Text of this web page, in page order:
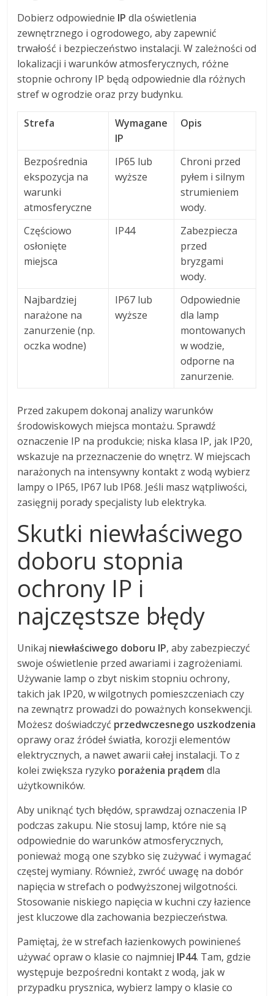
Dobierz odpowiednie IP dla oświetlenia
zewnętrznego i ogrodowego, aby zapewnić
trwałość i bezpieczeństwo instalacji. W zależności od
lokalizacji i warunków atmosferycznych, różne
stopnie ochrony IP będą odpowiednie dla różnych
stref w ogrodzie oraz przy budynku.
Strefa
Wymagane
IP
Opis
Bezpośrednia
ekspozycja na
warunki
atmosferyczne
IP65 lub
wyższe
Chroni przed
pyłem i silnym
strumieniem
wody.
Częściowo
osłonięte
miejsca
IP44
Zabezpiecza
przed
bryzgami
wody.
Najbardziej
narażone na
zanurzenie (np.
oczka wodne)
IP67 lub
wyższe
Odpowiednie
dla lamp
montowanych
w wodzie,
odporne na
zanurzenie.
Przed zakupem dokonaj analizy warunków
środowiskowych miejsca montażu. Sprawdź
oznaczenie IP na produkcie; niska klasa IP, jak IP20,
wskazuje na przeznaczenie do wnętrz. W miejscach
narażonych na intensywny kontakt z wodą wybierz
lampy o IP65, IP67 lub IP68. Jeśli masz wątpliwości,
zasięgnij porady specjalisty lub elektryka.
Skutki niewłaściwego
doboru stopnia
ochrony IP i
najczęstsze błędy
Unikaj niewłaściwego doboru IP, aby zabezpieczyć
swoje oświetlenie przed awariami i zagrożeniami.
Używanie lamp o zbyt niskim stopniu ochrony,
takich jak IP20, w wilgotnych pomieszczeniach czy
na zewnątrz prowadzi do poważnych konsekwencji.
Możesz doświadczyć przedwczesnego uszkodzenia
oprawy oraz źródeł światła, korozji elementów
elektrycznych, a nawet awarii całej instalacji. To z
kolei zwiększa ryzyko porażenia prądem dla
użytkowników.
Aby uniknąć tych błędów, sprawdzaj oznaczenia IP
podczas zakupu. Nie stosuj lamp, które nie są
odpowiednie do warunków atmosferycznych,
ponieważ mogą one szybko się zużywać i wymagać
częstej wymiany. Również, zwróć uwagę na dobór
napięcia w strefach o podwyższonej wilgotności.
Stosowanie niskiego napięcia w kuchni czy łazience
jest kluczowe dla zachowania bezpieczeństwa.
Pamiętaj, że w strefach łazienkowych powinieneś
używać opraw o klasie co najmniej IP44. Tam, gdzie
występuje bezpośredni kontakt z wodą, jak w
przypadku prysznica, wybierz lampy o klasie co